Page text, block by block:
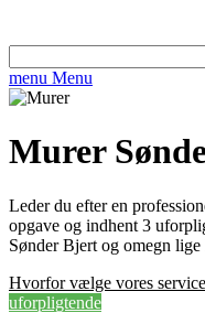
efter:
menu Menu
Murer
Leder du efter en
opgave og indhent 3
Sønder Bjert og omegn lige
Hvorfor vælge vores
uforpligtende